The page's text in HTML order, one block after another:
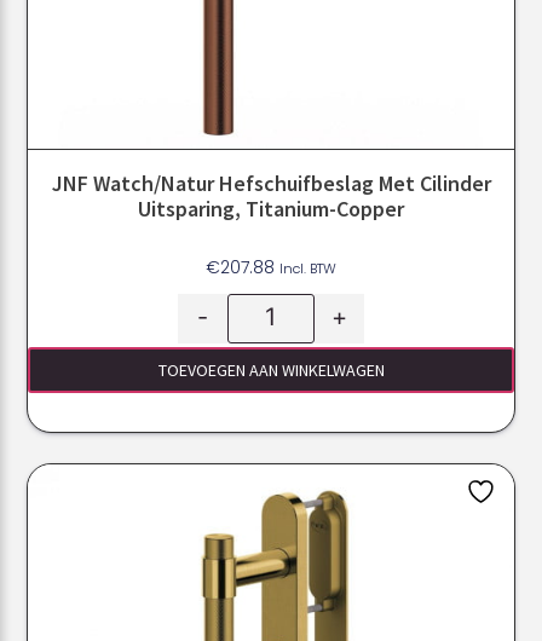
JNF Watch/Natur Hefschuifbeslag Met Cilinder
Uitsparing, Titanium-Copper
€207.88 Incl. BTW
- +
TOEVOEGEN AAN WINKELWAGEN